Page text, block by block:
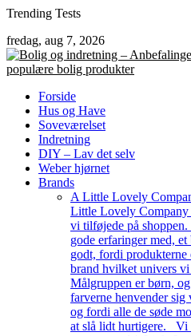
Skip
content
Trending Tests
fredag, aug 7, 2026
Forside
Hus og Have
Soveværelset
Indretning
DIY – Lav det selv
Weber hjørnet
Brands
A Little Lovely
Little Lovely Company
vi tilføjede på
gode erfaringer med,
godt, fordi
brand hvilket univers
Målgruppen er børn,
farverne henvender
og fordi alle de søde
at slå lidt hurtigere. Vi